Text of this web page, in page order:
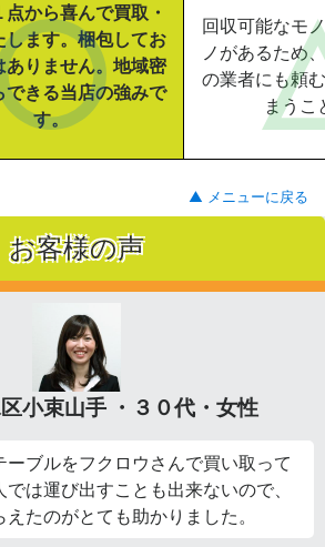
から喜んで買取・
します。梱包してお
ありません。地域密
できる当店の強みで
す。
回収可能なモ
ノがあるため
の業者にも頼
まうこ
▲ メニューに戻る
お客様の声
小束山手 ・３０代・女性
ブルをフクロウさんで買い取って
は運び出すことも出来ないので、
たのがとても助かりました。